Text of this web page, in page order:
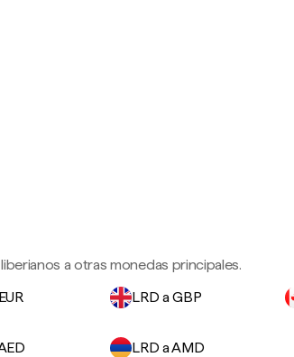
a otras monedas principales.
LRD a GBP
LRD a AMD